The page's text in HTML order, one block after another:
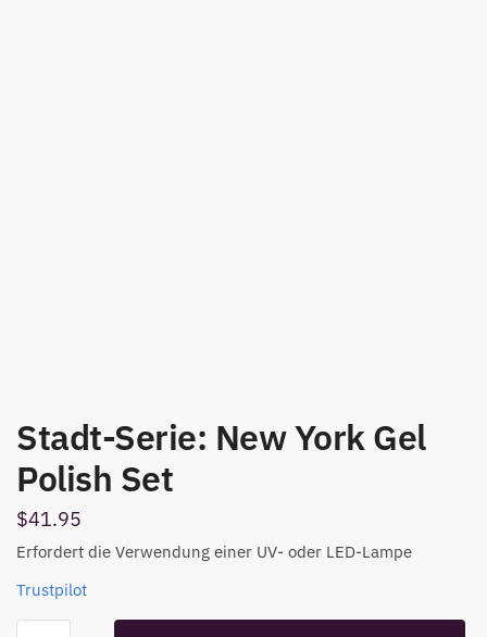
Stadt-Serie: New York Gel
Polish Set
$41.95
Erfordert die Verwendung einer UV- oder LED-Lampe
Trustpilot